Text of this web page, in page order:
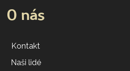
O nás
Kontakt
Naši lidé